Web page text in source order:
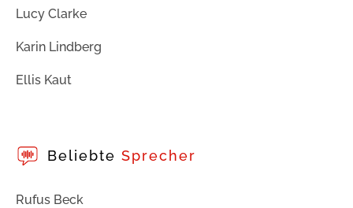
Lucy Clarke
Karin Lindberg
Ellis Kaut
Beliebte Sprecher
Rufus Beck